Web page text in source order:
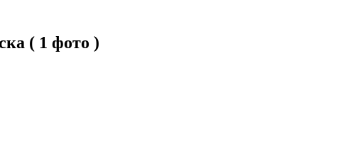
( 1 фото )